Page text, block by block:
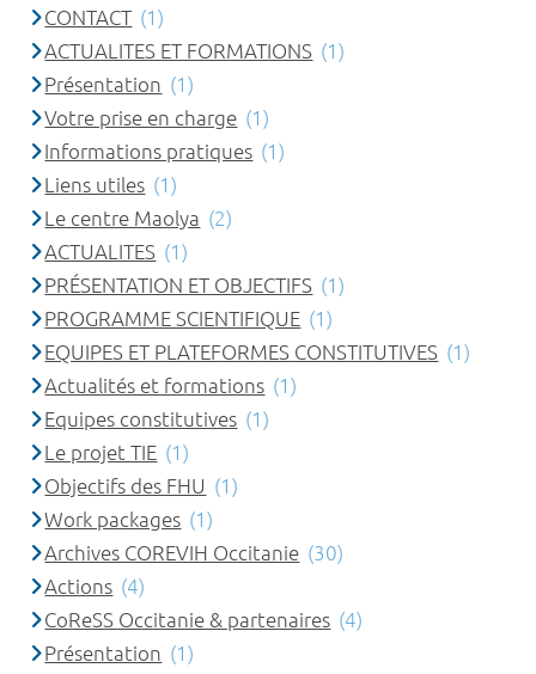
CONTACT (1)
ACTUALITES ET FORMATIONS (1)
Présentation (1)
Votre prise en charge (1)
Informations pratiques (1)
Liens utiles (1)
Le centre Maolya (2)
ACTUALITES (1)
PRÉSENTATION ET OBJECTIFS (1)
PROGRAMME SCIENTIFIQUE (1)
EQUIPES ET PLATEFORMES CONSTITUTIVES (1)
Actualités et formations (1)
Equipes constitutives (1)
Le projet TIE (1)
Objectifs des FHU (1)
Work packages (1)
Archives COREVIH Occitanie (30)
Actions (4)
CoReSS Occitanie & partenaires (4)
Présentation (1)